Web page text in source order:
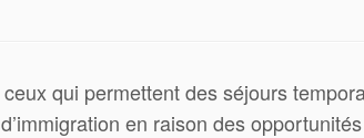
qui permettent des séjours
en raison des